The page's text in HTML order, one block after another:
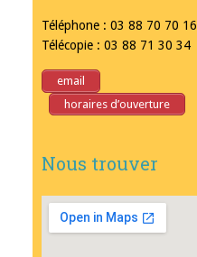
Téléphone : 03 88 70 70 16
Télécopie : 03 88 71 30 34
email
horaires d’ouverture
Nous trouver